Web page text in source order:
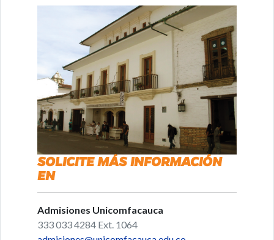
SOLICITE MÁS INFORMACIÓN
EN
Admisiones Unicomfacauca
333 033 4284 Ext. 1064